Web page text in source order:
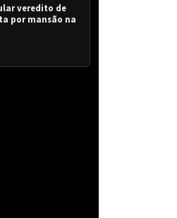
veredito de
por mansão na